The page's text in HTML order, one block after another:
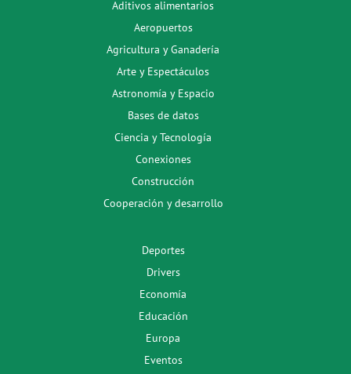
Aditivos alimentarios
Aeropuertos
Agricultura y Ganadería
Arte y Espectáculos
Astronomía y Espacio
Bases de datos
Ciencia y Tecnología
Conexiones
Construcción
Cooperación y desarrollo
Deportes
Drivers
Economía
Educación
Europa
Eventos